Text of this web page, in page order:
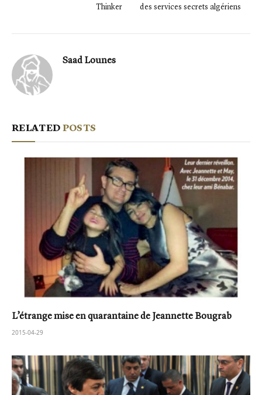
Thinker
des services secrets algériens
Saad Lounes
RELATEDPOSTS
L’étrange mise en quarantaine de Jeannette Bougrab
2015-04-29